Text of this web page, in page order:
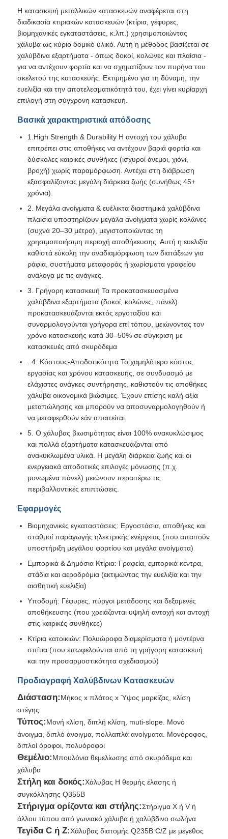
Προκατασκευασμένη δομή χάλυβα
Αποθήκη δομής χάλυβα
Εργαστήριο δομής χάλυβα
Οικοδόμηση δομής χάλυβα
Κατασκευή δομής χάλυβα
Χάλυβα κτίριο
Επεξεργασία δομών χάλυβα
Χάλυβας Δομικό Υλικό
αγελαδινό υπόστεγο
Στάβλος αλόγων
Γκαράζ από χάλυβα
Η κατασκευή μεταλλικών κατασκευών αναφέρεται στη
διαδικασία κτιριακών κατασκευών (κτίρια, γέφυρες,
βιομηχανικές εγκαταστάσεις, κ.λπ.) χρησιμοποιώντας
χάλυβα ως κύριο δομικό υλικό. Αυτή η μέθοδος βασίζεται σε
χαλύβδινα εξαρτήματα - όπως δοκοί, κολώνες και πλαίσια -
για να αντέχουν φορτία και να σχηματίζουν τον πυρήνα του
σκελετού της κατασκευής. Εκτιμημένο για τη δύναμη, την
ευελιξία και την αποτελεσματικότητά του, έχει γίνει κυρίαρχη
επιλογή στη σύγχρονη κατασκευή.
Βασικά χαρακτηριστικά απόδοσης
1.High Strength & Durability Η αντοχή του χάλυβα
επιτρέπει στις αποθήκες να αντέχουν βαριά φορτία και
δύσκολες καιρικές συνθήκες (ισχυροί άνεμοι, χιόνι,
βροχή) χωρίς παραμόρφωση. Αντέχει στη διάβρωση
εξασφαλίζοντας μεγάλη διάρκεια ζωής (συνήθως 45+
χρόνια).
2. Μεγάλα ανοίγματα & ευέλικτα διαστημικά χαλύβδινα
πλαίσια υποστηρίζουν μεγάλα ανοίγματα χωρίς κολώνες
(συχνά 20–30 μέτρα), μεγιστοποιώντας τη
χρησιμοποιήσιμη περιοχή αποθήκευσης. Αυτή η ευελιξία
καθιστά εύκολη την αναδιαμόρφωση των διατάξεων για
ράφια, συστήματα μεταφοράς ή χωρίσματα γραφείου
ανάλογα με τις ανάγκες.
3. Γρήγορη κατασκευή Τα προκατασκευασμένα
χαλύβδινα εξαρτήματα (δοκοί, κολώνες, πάνελ)
προκατασκευάζονται εκτός εργοταξίου και
συναρμολογούνται γρήγορα επί τόπου, μειώνοντας τον
χρόνο κατασκευής κατά 30–50% σε σύγκριση με
κατασκευές από σκυρόδεμα
. 4. Κόστους-Αποδοτικότητα Το χαμηλότερο κόστος
εργασίας και χρόνου κατασκευής, σε συνδυασμό με
ελάχιστες ανάγκες συντήρησης, καθιστούν τις αποθήκες
χάλυβα οικονομικά βιώσιμες. Έχουν επίσης καλή αξία
μεταπώλησης και μπορούν να αποσυναρμολογηθούν ή
να μεταφερθούν εάν απαιτείται.
5. Ο χάλυβας βιωσιμότητας είναι 100% ανακυκλώσιμος
και πολλά εξαρτήματα κατασκευάζονται από
ανακυκλωμένα υλικά. Η μεγάλη διάρκεια ζωής και οι
ενεργειακά αποδοτικές επιλογές μόνωσης (π.χ.
μονωμένα πάνελ) μειώνουν περαιτέρω τις
περιβαλλοντικές επιπτώσεις.
Εφαρμογές
Βιομηχανικές εγκαταστάσεις: Εργοστάσια, αποθήκες και
σταθμοί παραγωγής ηλεκτρικής ενέργειας (που απαιτούν
υποστήριξη μεγάλου φορτίου και μεγάλα ανοίγματα)
Εμπορικά & Δημόσια Κτίρια: Γραφεία, εμπορικά κέντρα,
στάδια και αεροδρόμια (εκτιμώντας την ευελιξία και την
αισθητική ευελιξία)
Υποδομή: Γέφυρες, πύργοι μετάδοσης και δεξαμενές
αποθήκευσης (που χρειάζονται υψηλή αντοχή και αντοχή
στις καιρικές συνθήκες)
Κτίρια κατοικιών: Πολυώροφα διαμερίσματα ή μοντέρνα
σπίτια (που επωφελούνται από τη γρήγορη κατασκευή
και την προσαρμοστικότητα σχεδιασμού)
Προδιαγραφή Χαλύβδινων Κατασκευών
Διάσταση:Μήκος x πλάτος x Ύψος μαρκίζας, κλίση
στέγης
Τύπος:Μονή κλίση, διπλή κλίση, muti-slope. Μονό
άνοιγμα, διπλό άνοιγμα, πολλαπλά ανοίγματα. Μονόροφος,
διπλοί όροφοι, πολυόροφοι
Θεμέλιο:Μπουλόνια θεμελίωσης από σκυρόδεμα και
χάλυβα
Στήλη και δοκός:Χάλυβας H θερμής έλασης ή
συγκόλλησης Q355B
Στήριγμα ορίζοντα και στήλης:Στήριγμα X ή V ή
άλλου τύπου από γωνιακό χάλυβα ή χαλύβδινο σωλήνα
Τεγίδα C ή Z:Χάλυβας διατομής Q235B C/Z με μέγεθος